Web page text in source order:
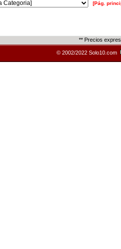
[Pág.
** Precios
© 2002/2022 Solo10.com